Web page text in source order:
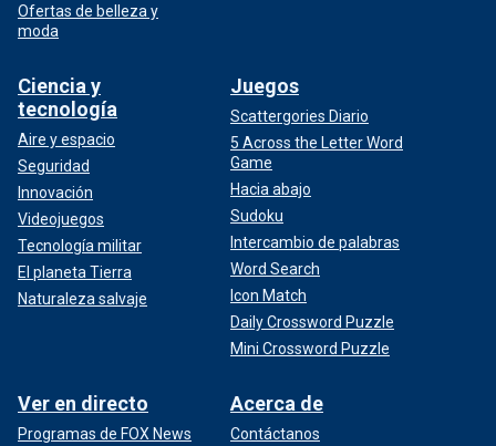
Ofertas de belleza y
moda
Ciencia y
tecnología
Aire y espacio
Seguridad
Innovación
Videojuegos
Tecnología militar
El planeta Tierra
Naturaleza salvaje
Juegos
Scattergories Diario
5 Across the Letter Word
Game
Hacia abajo
Sudoku
Intercambio de palabras
Word Search
Icon Match
Daily Crossword Puzzle
Mini Crossword Puzzle
Ver en directo
Programas de FOX News
Acerca de
Contáctanos